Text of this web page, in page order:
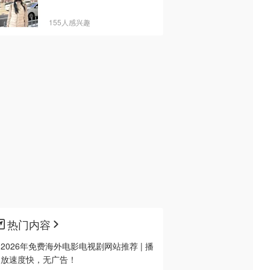
155人感兴趣
热门内容
2026年免费海外电影电视剧网站推荐 | 播
放速度快，无广告！